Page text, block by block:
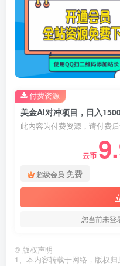
此内容为付费资源，请付费
云币
超级会员 免费
您当前未登
付费资源
© 版权声明
1、本内容转载于网络，版权